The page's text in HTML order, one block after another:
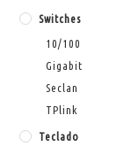
Switches
10/100
Gigabit
Seclan
TPlink
Teclado